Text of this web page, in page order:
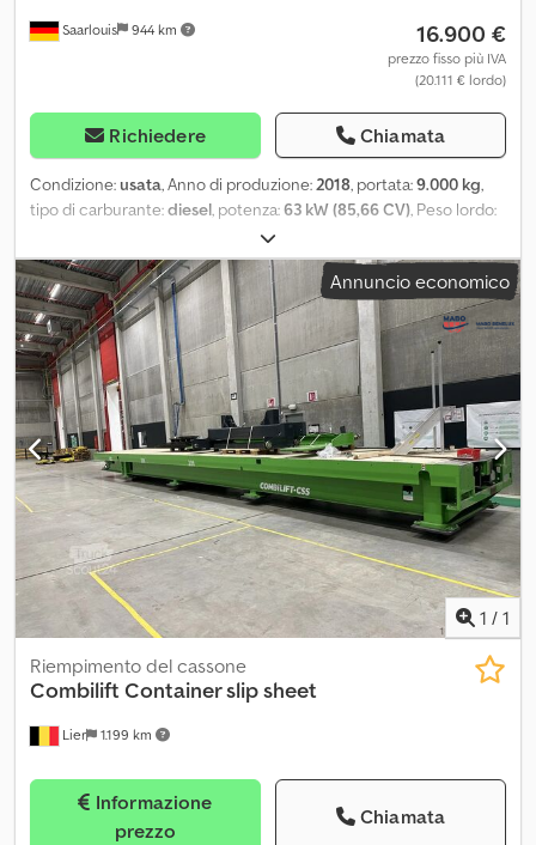
Saarlouis 944 km 16.900 €
prezzo fisso più IVA
(20.111 € lordo)
Richiedere Chiamata
Condizione:usata, Anno di produzione:2018, portata:9.000 kg,
tipo di carburante:diesel, potenza:63 kW (85,66 CV), Peso lordo:
11.220 kg PESO MASSIMO: 20.220 kg Altezza di lavoro: 330 cm
Cedpfxsydaz Uj Apysrf
Annuncio economico
1 / 1
Lier 1.199 km
Riempimento del cassone
Combilift Container slip sheet
prezzo
Chiamata